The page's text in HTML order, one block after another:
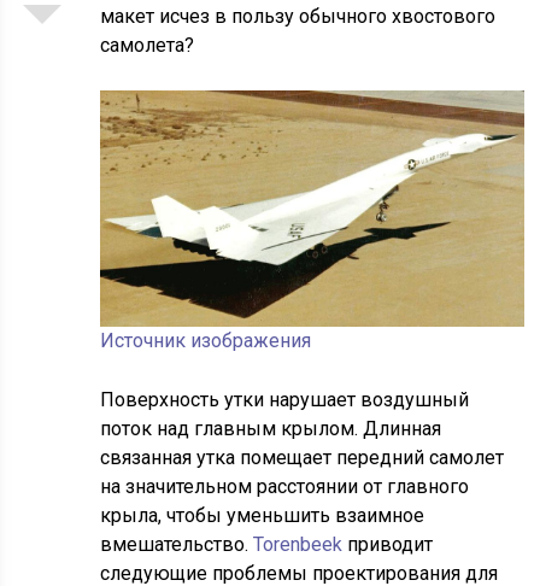
макет исчез в пользу обычного хвостового
самолета?
Источник изображения
Поверхность утки нарушает воздушный
поток над главным крылом. Длинная
связанная утка помещает передний самолет
на значительном расстоянии от главного
крыла, чтобы уменьшить взаимное
вмешательство.Torenbeek приводит
следующие проблемы проектирования для